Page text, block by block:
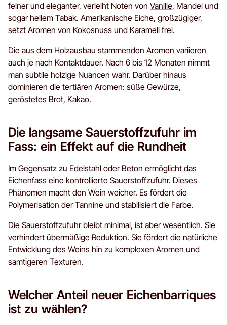
feiner und eleganter, verleiht Noten von Vanille, Mandel und
sogar hellem Tabak. Amerikanische Eiche, großzügiger,
setzt Aromen von Kokosnuss und Karamell frei.
Die aus dem Holzausbau stammenden Aromen variieren
auch je nach Kontaktdauer. Nach 6 bis 12 Monaten nimmt
man subtile holzige Nuancen wahr. Darüber hinaus
dominieren die tertiären Aromen: süße Gewürze,
geröstetes Brot, Kakao.
Die langsame Sauerstoffzufuhr im
Fass: ein Effekt auf die Rundheit
Im Gegensatz zu Edelstahl oder Beton ermöglicht das
Eichenfass eine kontrollierte Sauerstoffzufuhr. Dieses
Phänomen macht den Wein weicher. Es fördert die
Polymerisation der Tannine und stabilisiert die Farbe.
Die Sauerstoffzufuhr bleibt minimal, ist aber wesentlich. Sie
verhindert übermäßige Reduktion. Sie fördert die natürliche
Entwicklung des Weins hin zu komplexen Aromen und
samtigeren Texturen.
Welcher Anteil neuer Eichenbarriques
ist zu wählen?